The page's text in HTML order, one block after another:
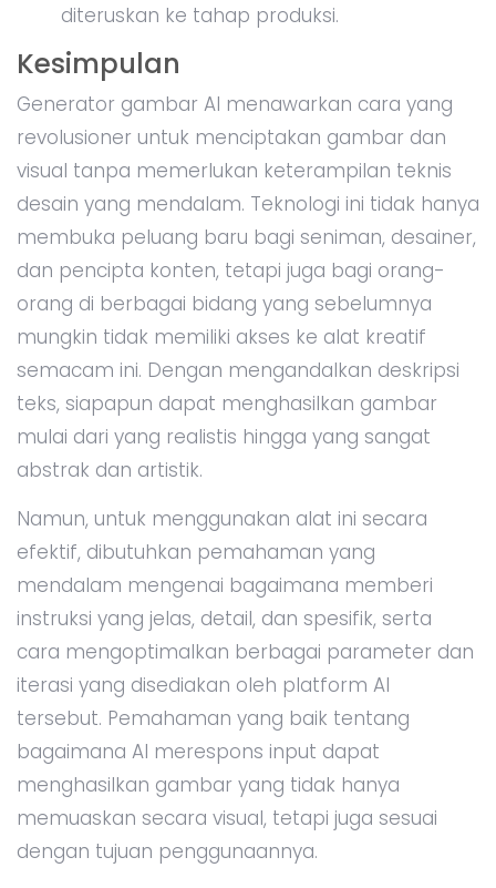
diteruskan ke tahap produksi.
Kesimpulan
Generator gambar AI menawarkan cara yang
revolusioner untuk menciptakan gambar dan
visual tanpa memerlukan keterampilan teknis
desain yang mendalam. Teknologi ini tidak hanya
membuka peluang baru bagi seniman, desainer,
dan pencipta konten, tetapi juga bagi orang-
orang di berbagai bidang yang sebelumnya
mungkin tidak memiliki akses ke alat kreatif
semacam ini. Dengan mengandalkan deskripsi
teks, siapapun dapat menghasilkan gambar
mulai dari yang realistis hingga yang sangat
abstrak dan artistik.
Namun, untuk menggunakan alat ini secara
efektif, dibutuhkan pemahaman yang
mendalam mengenai bagaimana memberi
instruksi yang jelas, detail, dan spesifik, serta
cara mengoptimalkan berbagai parameter dan
iterasi yang disediakan oleh platform AI
tersebut. Pemahaman yang baik tentang
bagaimana AI merespons input dapat
menghasilkan gambar yang tidak hanya
memuaskan secara visual, tetapi juga sesuai
dengan tujuan penggunaannya.